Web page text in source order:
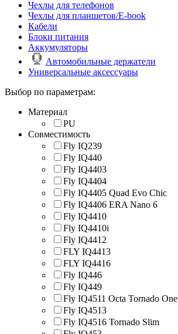
Чехлы для телефонов
Чехлы для планшетов/E-book
Кабели
Блоки питания
Аккумуляторы
Автомобильные держатели
Универсальные аксессуары
Выбор по параметрам:
Материал
PU
Совместимость
Fly IQ239
Fly IQ440
Fly IQ4403
Fly IQ4404
Fly IQ4405 Quad Evo Chic
Fly IQ4406 ERA Nano 6
Fly IQ4410
Fly IQ4410i
Fly IQ4412
FLY IQ4413
FLY IQ4416
Fly IQ446
Fly IQ449
Fly IQ4511 Octa Tornado One
Fly IQ4513
Fly IQ4516 Tornado Slim